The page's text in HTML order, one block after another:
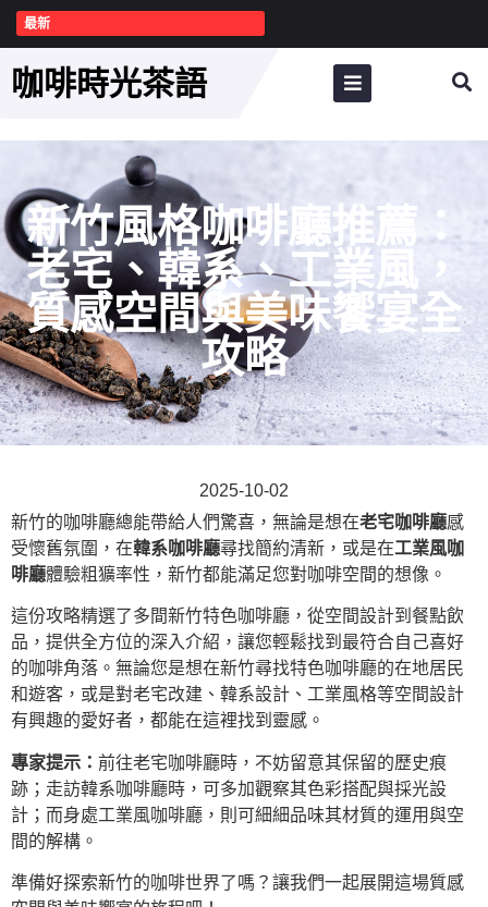
最新
咖啡時光茶語
新竹風格咖啡廳推薦：
老宅、韓系、工業風，
質感空間與美味饗宴全
攻略
2025-10-02
新竹的咖啡廳總能帶給人們驚喜，無論是想在老宅咖啡廳感
受懷舊氛圍，在韓系咖啡廳尋找簡約清新，或是在工業風咖
啡廳體驗粗獷率性，新竹都能滿足您對咖啡空間的想像。
這份攻略精選了多間新竹特色咖啡廳，從空間設計到餐點飲
品，提供全方位的深入介紹，讓您輕鬆找到最符合自己喜好
的咖啡角落。無論您是想在新竹尋找特色咖啡廳的在地居民
和遊客，或是對老宅改建、韓系設計、工業風格等空間設計
有興趣的愛好者，都能在這裡找到靈感。
專家提示： 前往老宅咖啡廳時，不妨留意其保留的歷史痕
跡；走訪韓系咖啡廳時，可多加觀察其色彩搭配與採光設
計；而身處工業風咖啡廳，則可細細品味其材質的運用與空
間的解構。
準備好探索新竹的咖啡世界了嗎？讓我們一起展開這場質感